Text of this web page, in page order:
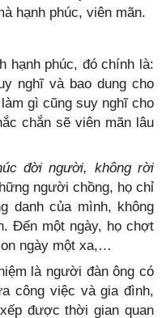
hạnh phúc, viên mãn.
hạnh phúc, đó chính là:
nghĩ và bao dung cho
gì cũng suy nghĩ cho
chắn sẽ viên mãn lâu
đời người, không rời
người chồng, họ chỉ
danh của mình, không
Đến một ngày, họ chợt
ngày một xa,…
là người đàn ông có
công việc và gia đình,
được thời gian quan